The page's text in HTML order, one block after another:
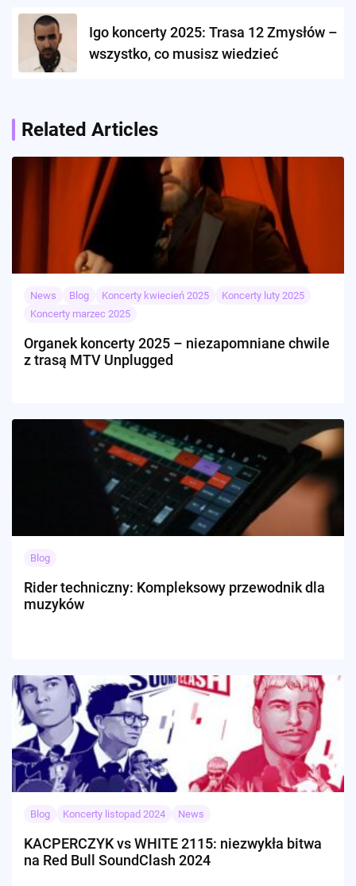
Igo koncerty 2025: Trasa 12 Zmysłów –
wszystko, co musisz wiedzieć
Related Articles
News Blog Koncerty kwiecień 2025
Koncerty luty 2025
Koncerty marzec 2025
Organek koncerty 2025 – niezapomniane chwile
z trasą MTV Unplugged
Blog
Rider techniczny: Kompleksowy przewodnik dla
muzyków
Blog Koncerty listopad 2024 News
KACPERCZYK vs WHITE 2115: niezwykła bitwa
na Red Bull SoundClash 2024